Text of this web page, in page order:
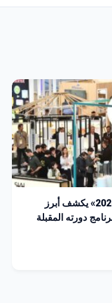
معرض «سيال باريس 2026» يكشف أبرز
دورته المقبلة